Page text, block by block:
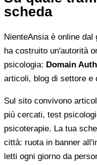
scheda
NienteAnsia è online dal
ha costruito un'autorità
psicologia: Domain
articoli, blog di settore e
Sul sito convivono
più cercati, test
psicoterapie. La tua
città: ruota in banner
letti ogni giorno da